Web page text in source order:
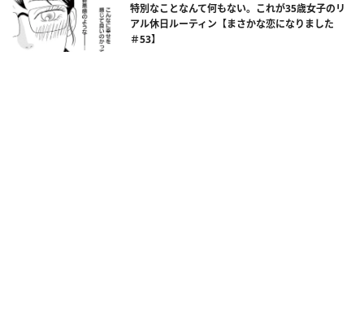
特別なことなんて何もない。これが35歳女子のリ
アル休日ルーティン【まさかな恋になりました
＃53】